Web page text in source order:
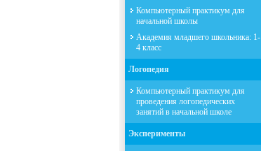
Компьютерный практикум для
начальной школы
Академия младшего школьника: 1-
4 класс
Логопедия
Компьютерный практикум для
проведения логопедических
занятий в начальной школе
Эксперименты